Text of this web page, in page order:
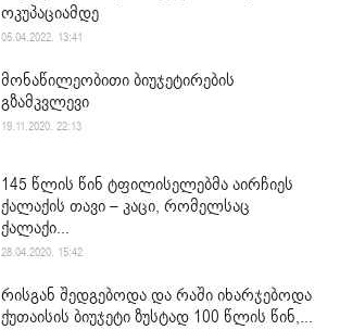
ოკუპაციამდე
05.04.2022. 13:41
მონაწილეობითი ბიუჯეტირების
გზამკვლევი
19.11.2020. 22:13
145 წლის წინ ტფილისელებმა აირჩიეს
ქალაქის თავი – კაცი, რომელსაც
ქალაქი...
28.04.2020. 15:42
რისგან შედგებოდა და რაში იხარჯებოდა
ქუთაისის ბიუჯეტი ზუსტად 100 წლის წინ,...